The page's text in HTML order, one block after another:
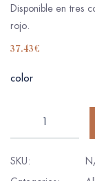
Disponible en tres
rojo.
37.43€
color
SKU: